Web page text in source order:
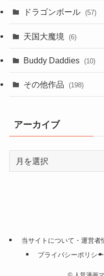
ドラゴンボール (57)
天国大魔境 (6)
Buddy Daddies (10)
その他作品 (198)
アーカイブ
当サイトについて・運営者
プライバシーポリシー